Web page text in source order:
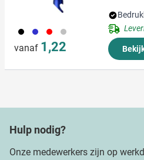
001 023 008 032
vanaf 1,22
Hulp nodig?
Onze medewerkers zijn op